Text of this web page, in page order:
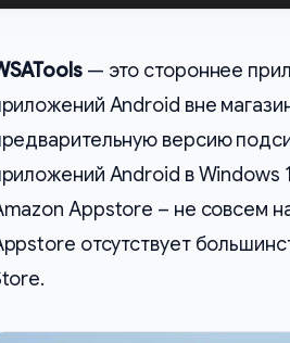
ВК
Twitter
Pinterest
— это стороннее
Android вне
версию
Android в Windows
Appstore – не совсем
отсутствует